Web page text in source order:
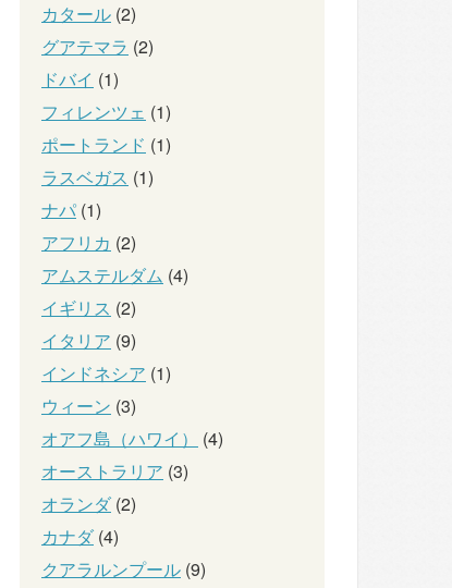
カタール (2)
グアテマラ (2)
ドバイ (1)
フィレンツェ (1)
ポートランド (1)
ラスベガス (1)
ナパ (1)
アフリカ (2)
アムステルダム (4)
イギリス (2)
イタリア (9)
インドネシア (1)
ウィーン (3)
オアフ島（ハワイ）
(4)
オーストラリア (3)
オランダ(2)
カナダ(4)
クアラルンプール (9)